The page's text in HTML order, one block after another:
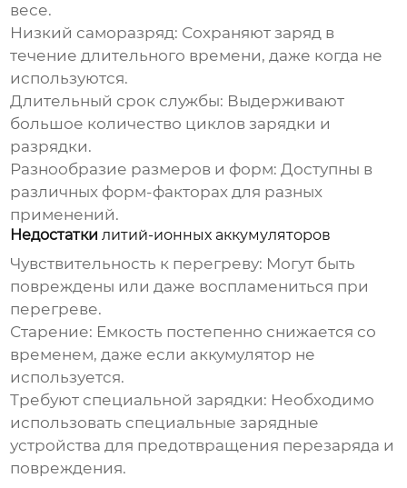
весе.
Низкий саморазряд: Сохраняют заряд в
течение длительного времени, даже когда не
используются.
Длительный срок службы: Выдерживают
большое количество циклов зарядки и
разрядки.
Разнообразие размеров и форм: Доступны в
различных форм-факторах для разных
применений.
Недостаткилитий-ионных аккумуляторов
Чувствительность к перегреву: Могут быть
повреждены или даже воспламениться при
перегреве.
Старение: Емкость постепенно снижается со
временем, даже если аккумулятор не
используется.
Требуют специальной зарядки: Необходимо
использовать специальные зарядные
устройства для предотвращения перезаряда и
повреждения.